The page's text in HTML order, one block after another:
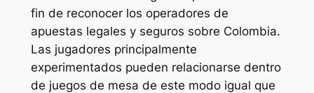
fin de reconocer los operadores de
apuestas legales y seguros sobre Colombia.
Las jugadores principalmente
experimentados pueden relacionarse dentro
de juegos de mesa de este modo­ igual que